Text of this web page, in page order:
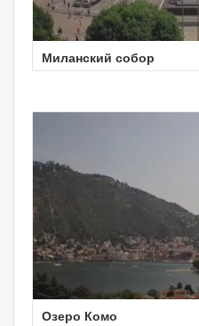
Миланский собор
Озеро Комо